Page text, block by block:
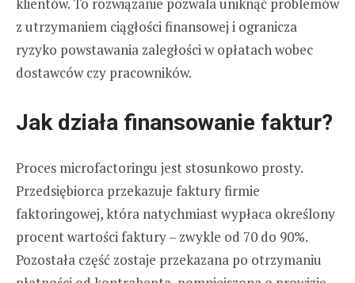
klientów. To rozwiązanie pozwala uniknąć problemów
z utrzymaniem ciągłości finansowej i ogranicza
ryzyko powstawania zaległości w opłatach wobec
dostawców czy pracowników.
Jak działa finansowanie faktur?
Proces microfactoringu jest stosunkowo prosty.
Przedsiębiorca przekazuje faktury firmie
faktoringowej, która natychmiast wypłaca określony
procent wartości faktury – zwykle od 70 do 90%.
Pozostała część zostaje przekazana po otrzymaniu